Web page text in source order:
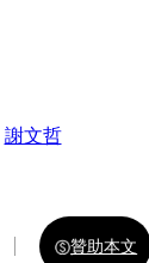
謝文哲
贊助本文